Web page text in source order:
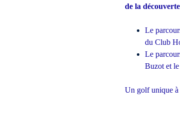
de la
Le
du Club
Le
Buzot et le
Un golf unique à